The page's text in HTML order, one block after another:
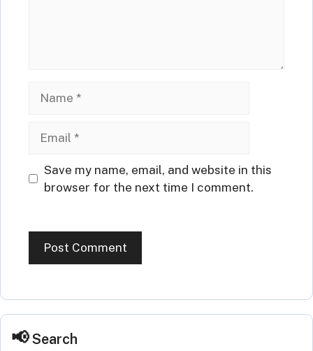
Website
Save my name, email, and website in this
browser for the next time I comment.
Search